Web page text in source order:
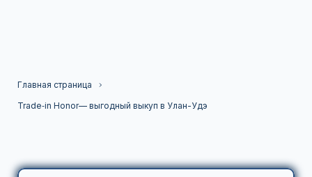
Главная страница
Trade‑in Honor— выгодный выкуп в Улан-Удэ